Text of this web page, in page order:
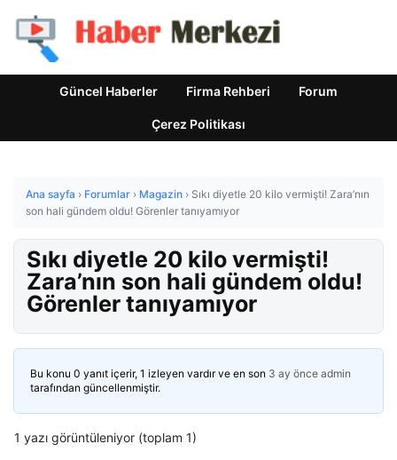
Güncel Haberler Firma Rehberi Forum
Çerez Politikası
Ana sayfa › Forumlar › Magazin › Sıkı diyetle 20 kilo vermişti! Zara’nın
son hali gündem oldu! Görenler tanıyamıyor
Sıkı diyetle 20 kilo vermişti!
Zara’nın son hali gündem oldu!
Görenler tanıyamıyor
Bu konu 0 yanıt içerir, 1 izleyen vardır ve en son 3 ay önce admin
tarafından güncellenmiştir.
1 yazı görüntüleniyor (toplam 1)